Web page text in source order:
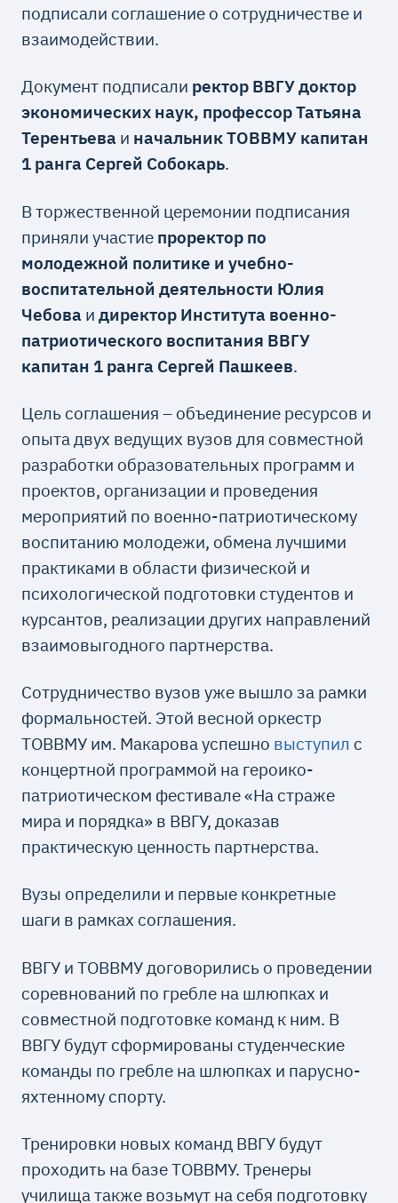
подписали соглашение о сотрудничестве и
взаимодействии.
Документ подписали ректор ВВГУ доктор
экономических наук, профессор Татьяна
Терентьева и начальник ТОВВМУ капитан
1 ранга Сергей Собокарь.
В торжественной церемонии подписания
приняли участие проректор по
молодежной политике и учебно-
воспитательной деятельности Юлия
Чебова идиректор Института военно-
патриотического воспитания ВВГУ
капитан 1 ранга Сергей Пашкеев.
Цель соглашения – объединение ресурсов и
опыта двух ведущих вузов для совместной
разработки образовательных программ и
проектов, организации и проведения
мероприятий по военно-патриотическому
воспитанию молодежи, обмена лучшими
практиками в области физической и
психологической подготовки студентов и
курсантов, реализации других направлений
взаимовыгодного партнерства.
Сотрудничество вузов уже вышло за рамки
формальностей. Этой весной оркестр
ТОВВМУ им. Макарова успешно выступил с
концертной программой на героико-
патриотическом фестивале «На страже
мира и порядка» в ВВГУ, доказав
практическую ценность партнерства.
Вузы определили и первые конкретные
шаги в рамках соглашения.
ВВГУ и ТОВВМУ договорились о проведении
соревнований по гребле на шлюпках и
совместной подготовке команд к ним. В
ВВГУ будут сформированы студенческие
команды по гребле на шлюпках и парусно-
яхтенному спорту.
Тренировки новых команд ВВГУ будут
проходить на базе ТОВВМУ. Тренеры
училища также возьмут на себя подготовку